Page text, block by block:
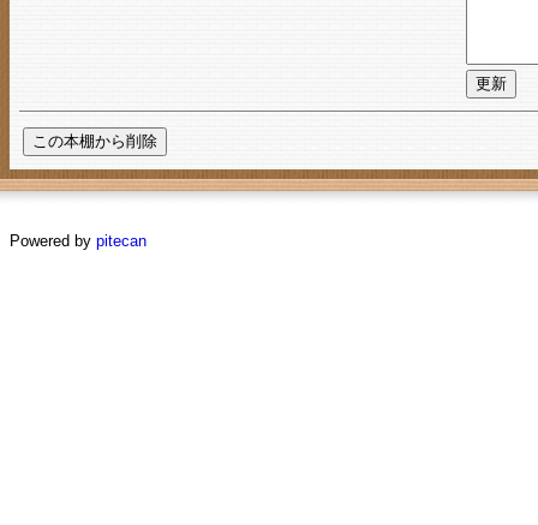
Powered by pitecan